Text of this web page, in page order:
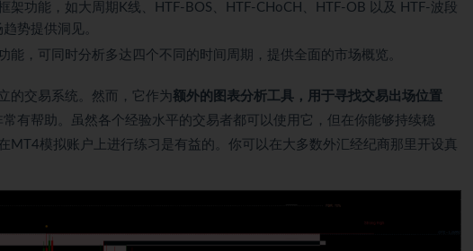
架功能，如大周期K线、HTF-BOS、HTF-CHoCH、HTF-OB 以及 HTF-波段
势提供洞见。
能，可同时分析多达四个不同的时间周期，提供全面的市场概览。
的交易系统。然而，它作为额外的图表分析工具，用于寻找交易出场位置
常有帮助。虽然各个经验水平的交易者都可以使用它，但在你能够持续稳
MT4模拟账户上进行练习是有益的。你可以在大多数外汇经纪商那里开设真